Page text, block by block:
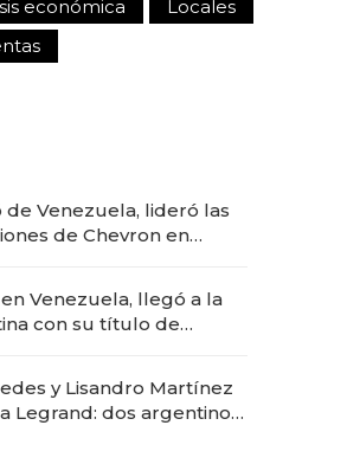
económica
Locales
de Venezuela, lideró las
de Chevron en
Venezuela, llegó a la
con su título de
"fast premium"
y Lisandro Martínez
Legrand: dos argentinos